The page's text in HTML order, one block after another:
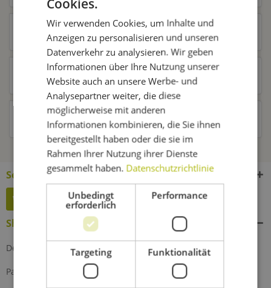
Zubehör 3
Ähnliche Artikel
Kunden haben sich ebenfalls angesehen
Service Hotline
Widerruf erklären
Shop Service
Defektes Produkt
Partnerprogramm
Wir verwenden Cookies, um Inhalte und
Anzeigen zu personalisieren und unseren
Datenverkehr zu analysieren. Wir geben
Informationen über Ihre Nutzung unserer
Website auch an unsere Werbe- und
Analysepartner weiter, die diese
möglicherweise mit anderen
Informationen kombinieren, die Sie ihnen
bereitgestellt haben oder die sie im
Rahmen Ihrer Nutzung ihrer Dienste
gesammelt haben. Datenschutzrichtlinie
Unbedingt
erforderlich
Performance
Targeting Funktionalität